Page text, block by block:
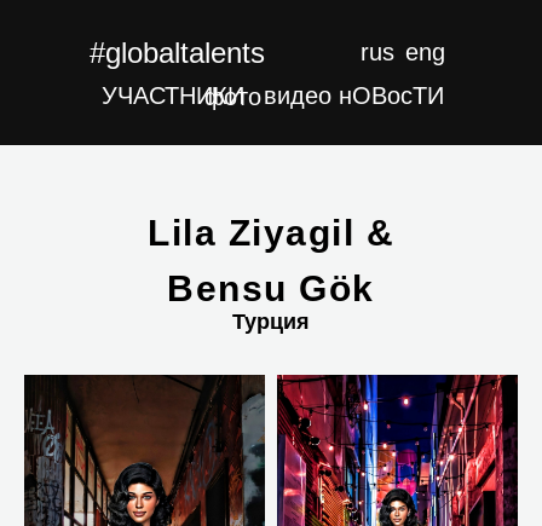
фото нОВocТИ
rus eng
#globaltalents
УЧАСТНИКИ видео
Lila Ziyagil &
Bensu Gök
Турция